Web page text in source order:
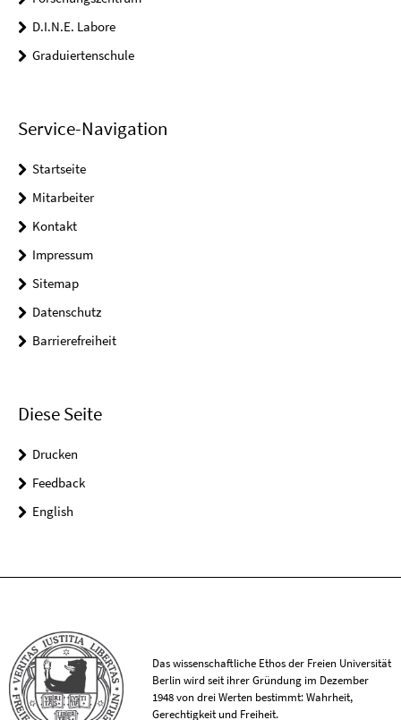
D.I.N.E. Labore
Graduiertenschule
Service-Navigation
Startseite
Mitarbeiter
Kontakt
Impressum
Sitemap
Datenschutz
Barrierefreiheit
Diese Seite
Drucken
Feedback
English
Das wissenschaftliche Ethos der Freien Universität
Berlin wird seit ihrer Gründung im Dezember
1948 von drei Werten bestimmt: Wahrheit,
Gerechtigkeit und Freiheit.